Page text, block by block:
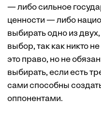
— либо сильное
ценности — либо
выбирать одно из
выбор, так как никто
это право, но не
выбирать, если есть
сами способны
оппонентами.